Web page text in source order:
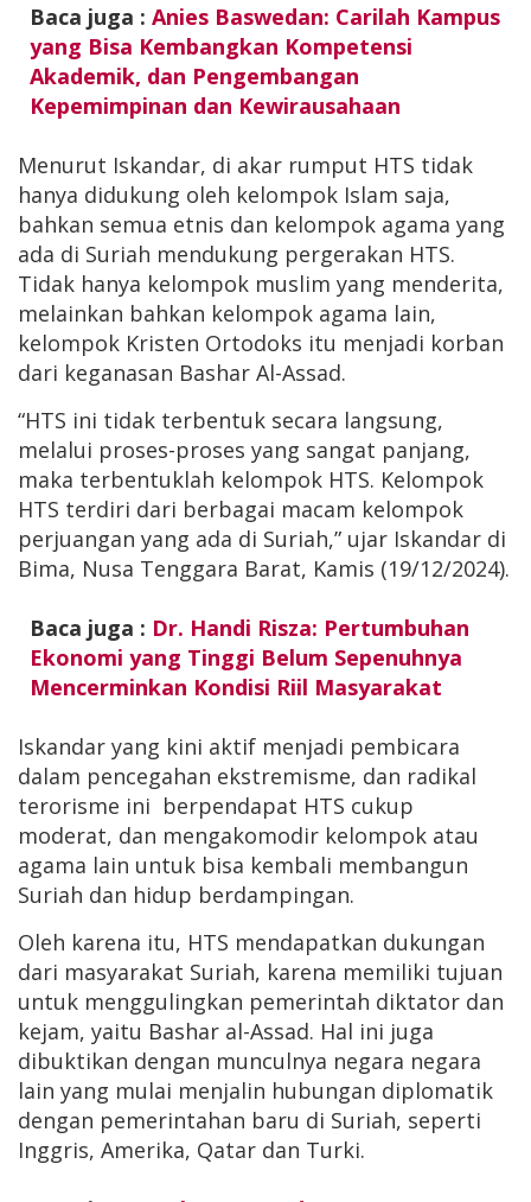
Baca juga : Anies Baswedan: Carilah Kampus
yang Bisa Kembangkan Kompetensi
Akademik, dan Pengembangan
Kepemimpinan dan Kewirausahaan
Menurut Iskandar, di akar rumput HTS tidak
hanya didukung oleh kelompok Islam saja,
bahkan semua etnis dan kelompok agama yang
ada di Suriah mendukung pergerakan HTS.
Tidak hanya kelompok muslim yang menderita,
melainkan bahkan kelompok agama lain,
kelompok Kristen Ortodoks itu menjadi korban
dari keganasan Bashar Al-Assad.
“HTS ini tidak terbentuk secara langsung,
melalui proses-proses yang sangat panjang,
maka terbentuklah kelompok HTS. Kelompok
HTS terdiri dari berbagai macam kelompok
perjuangan yang ada di Suriah,” ujar Iskandar di
Bima, Nusa Tenggara Barat, Kamis (19/12/2024).
Baca juga : Dr. Handi Risza: Pertumbuhan
Ekonomi yang Tinggi Belum Sepenuhnya
Mencerminkan Kondisi Riil Masyarakat
Iskandar yang kini aktif menjadi pembicara
dalam pencegahan ekstremisme, dan radikal
terorisme ini berpendapat HTS cukup
moderat, dan mengakomodir kelompok atau
agama lain untuk bisa kembali membangun
Suriah dan hidup berdampingan.
Oleh karena itu, HTS mendapatkan dukungan
dari masyarakat Suriah, karena memiliki tujuan
untuk menggulingkan pemerintah diktator dan
kejam, yaitu Bashar al-Assad. Hal ini juga
dibuktikan dengan munculnya negara negara
lain yang mulai menjalin hubungan diplomatik
dengan pemerintahan baru di Suriah, seperti
Inggris, Amerika, Qatar dan Turki.